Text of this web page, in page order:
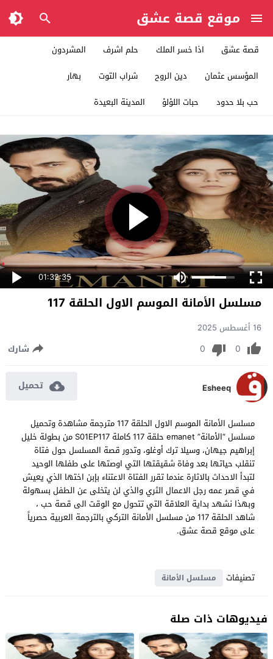
موقع قصة عشق
قصة عشق اذا خسر الملك حلم اشرف
المشردون
المؤسس عثمان
دين الروح شراب التوت
بهار
حب بلا حدود
حبات اللؤلؤ المدينة البعيدة
01:32:35
مسلسل الأمانة الموسم الاول الحلقة 117
16 أغسطس 2025
0
0 شارك
Esheeq تحميل
مسلسل الأمانة الموسم الاول الحلقة 117 مترجمة مشاهدة وتحميل
مسلسل “الأمانة” emanet حلقة 117 كاملة S01EP117 من بطولة خليل
إبراهيم جيهان، وسيلا ترك أوغلو، وتدور قصة المسلسل حول فتاة
تنقلب حياتها بعد وفاة شقيقتها التي اوصتها على طفلها الوحيد
لتبدأ الاحداث بالاثارة عندما تقرر الفتاة الاعتناء بإبن اختها الذي يعيش
في قصر عمه رجل الاعمال الثري والذي لن يتخلى عن الطفل بسهولة
وبهذا نشهد بداية العلاقة التي تتحول مع الوقت الى قصة حب ،
شاهد الحلقة 117 من مسلسل الأمانة التركي بالترجمة العربية حصرياً
على موقع قصة عشق.
تصنيفات مسلسل الأمانة
فيديوهات ذات صلة